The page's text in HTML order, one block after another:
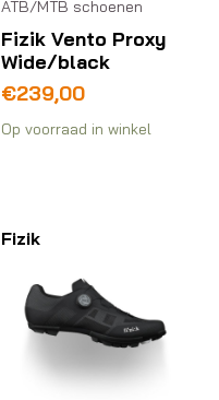
ATB/MTB schoenen
Fizik Vento Proxy
Wide/black
€239,00
Op voorraad in winkel
Fizik